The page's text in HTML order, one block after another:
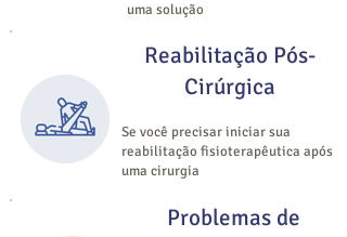
uma solução
Reabilitação Pós-
Cirúrgica
Se você precisar iniciar sua
reabilitação fisioterapêutica após
uma cirurgia
Problemas de